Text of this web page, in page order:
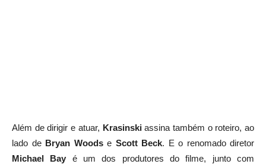
Além de dirigir e atuar, Krasinskiassina também o roteiro, ao
lado de Bryan Woodse Scott Beck. E o renomado diretor
Michael Bay é um dos produtores do filme, junto com